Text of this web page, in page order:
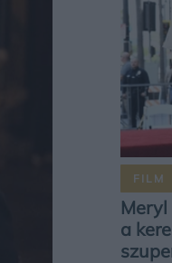
FILM
a